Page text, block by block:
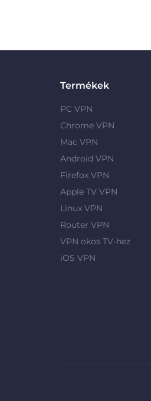
Termékek
PC VPN
Chrome VPN
Mac VPN
Android VPN
Firefox VPN
Apple TV VPN
Linux VPN
Router VPN
VPN okos TV-hez
iOS VPN